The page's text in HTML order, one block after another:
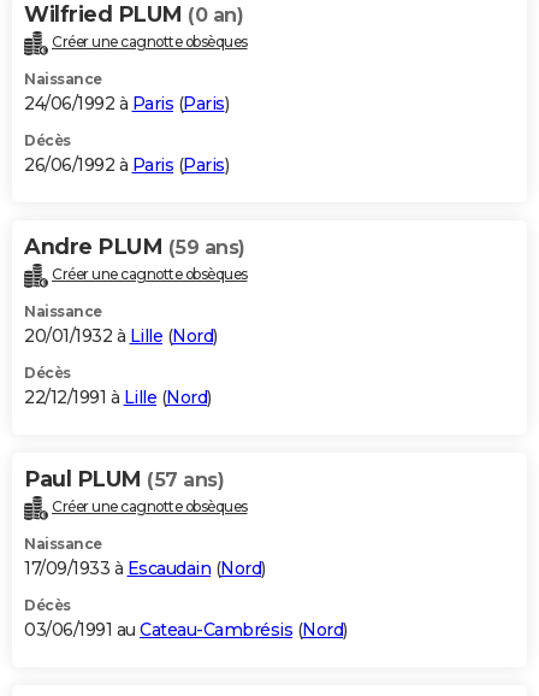
Wilfried PLUM (0 an)
Créer une cagnotte obsèques
Naissance
24/06/1992 à Paris (Paris)
Décès
26/06/1992 à Paris (Paris)
Andre PLUM (59 ans)
Créer une cagnotte obsèques
Naissance
20/01/1932 à Lille (Nord)
Décès
22/12/1991 à Lille (Nord)
Paul PLUM (57 ans)
Créer une cagnotte obsèques
Naissance
17/09/1933 à Escaudain (Nord)
Décès
03/06/1991 au Cateau-Cambrésis (Nord)